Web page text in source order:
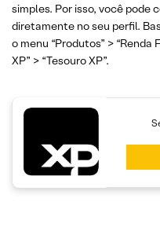
simples. Por isso, você pode
diretamente no seu perfil.
o menu “Produtos” > “Renda
XP” > “Tesouro XP”.